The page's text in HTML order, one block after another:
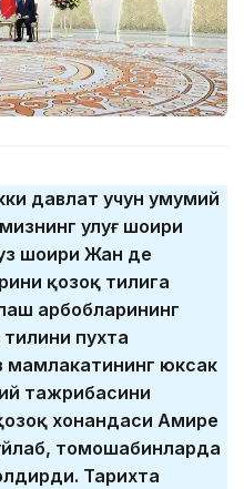
давлат учун умумий
улуғ шоири
шоири Жан де
қозоқ тилига
арбобларининг
пухта
мамлакатининг юксак
тажрибасини
хонандаси Амире
томошабинларда
Тарихта